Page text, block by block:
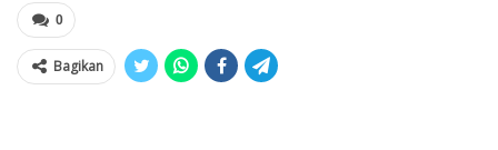
0
Bagikan